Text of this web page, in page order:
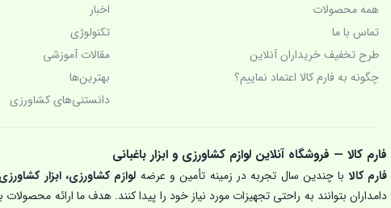
همه محصولات
تماس با ما
طرح تخفیف خریداران آنلاین
چگونه به فارم کالا اعتماد نماییم؟
اخبار
تکنولوژی‌
مقالات آموزشی
بهترین‌ها
دانستنی‌های کشاورزی
فارم کالا — فروشگاه آنلاین لوازم کشاورزی و ابزار باغبانی
فارم کالا با چندین سال تجربه در زمینه تأمین و عرضه لوازم کشاورزی، ابزار
دامداران بتوانند به راحتی تجهیزات مورد نیاز خود را پیدا کنند. هدف ما ارائه